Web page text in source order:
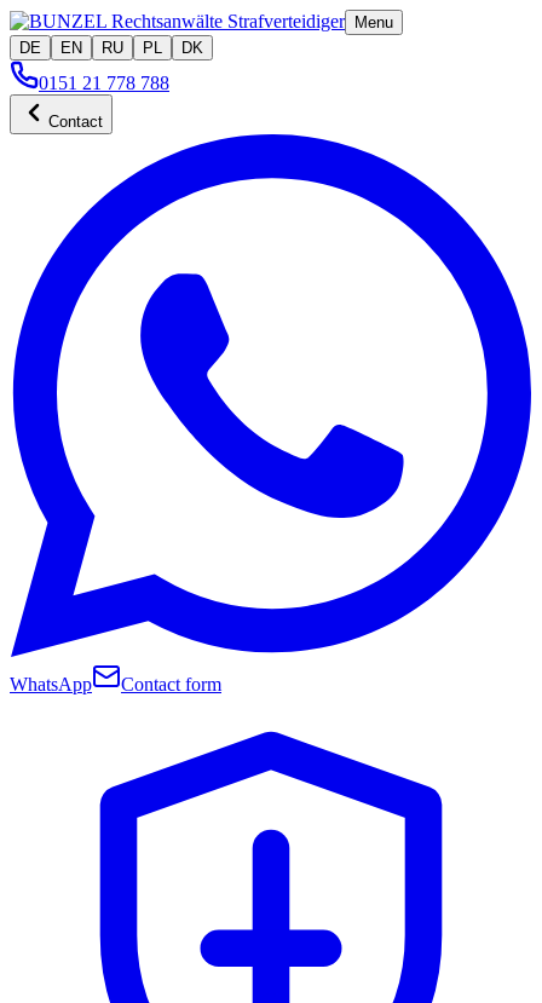
Menu
DE
EN RU PL DK
0151 21 778 788
Contact
WhatsApp Contact form